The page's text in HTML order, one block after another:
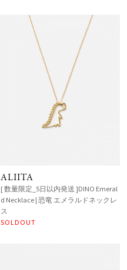
ALIITA
[ 数量限定_5日以内発送 ]DINO Emeral
d Necklace | 恐竜 エメラルドネックレ
ス
SOLDOUT